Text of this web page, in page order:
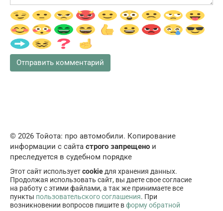
© 2026 Тойота: про автомобили. Копирование
информации с сайта строго запрещено и
преследуется в судебном порядке
Этот сайт используетcookieдля хранения данных.
Продолжая использовать сайт, вы даете свое согласие
на работу с этими файлами, а так же принимаете все
пункты пользовательского соглашения. При
возникновении вопросов пишите вформу обратной